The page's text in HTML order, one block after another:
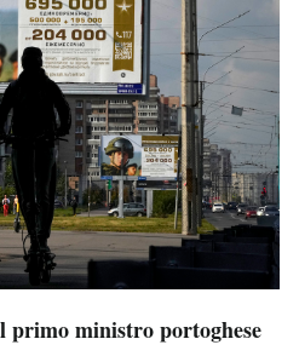
primo ministro portoghese